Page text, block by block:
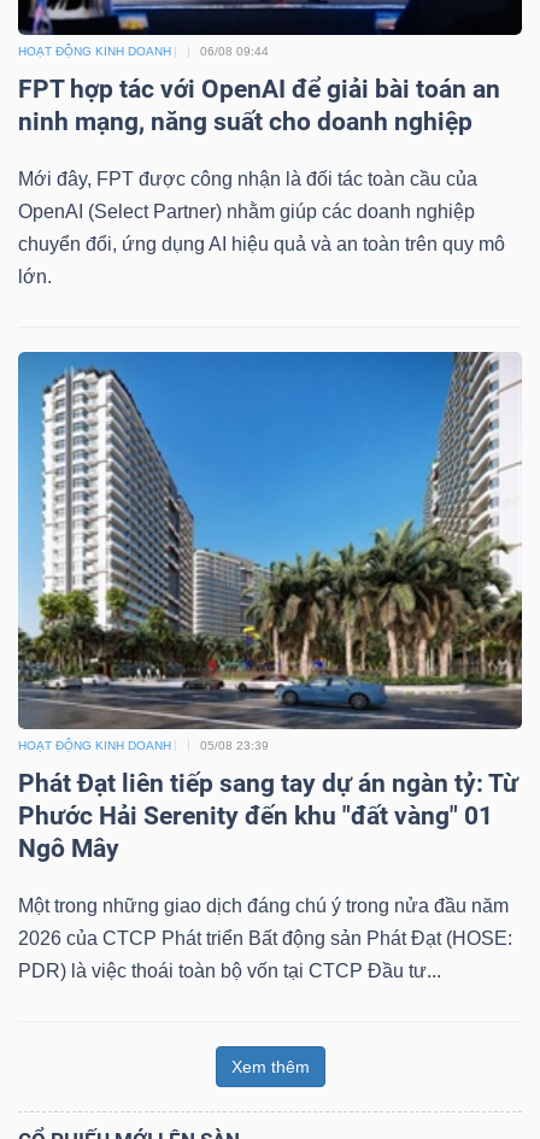
HOẠT ĐỘNG KINH DOANH 06/08 09:44
FPT hợp tác với OpenAI để giải bài toán an
ninh mạng, năng suất cho doanh nghiệp
Mới đây, FPT được công nhận là đối tác toàn cầu của
OpenAI (Select Partner) nhằm giúp các doanh nghiệp
chuyển đổi, ứng dụng AI hiệu quả và an toàn trên quy mô
lớn.
HOẠT ĐỘNG KINH DOANH 05/08 23:39
Phát Đạt liên tiếp sang tay dự án ngàn tỷ: Từ
Phước Hải Serenity đến khu "đất vàng" 01
Ngô Mây
Một trong những giao dịch đáng chú ý trong nửa đầu năm
2026 của CTCP Phát triển Bất động sản Phát Đạt (HOSE:
PDR) là việc thoái toàn bộ vốn tại CTCP Đầu tư...
Xem thêm